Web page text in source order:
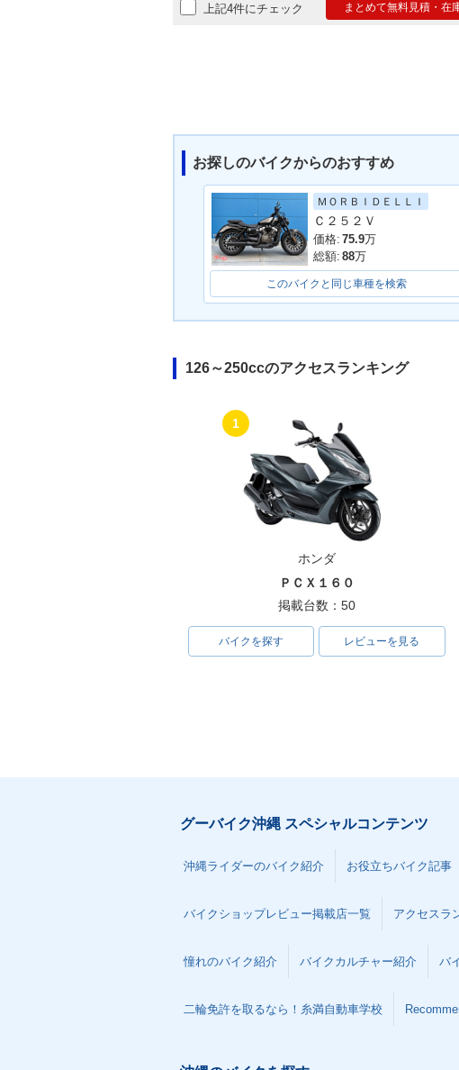
上記4件にチェック まとめて無料見積・在
お探しのバイクからのおすすめ
ＭＯＲＢＩＤＥＬＬＩ
Ｃ２５２Ｖ
価格: 75.9万
総額: 88万
このバイクと同じ車種を検索
126～250ccのアクセスランキング
1
ホンダ
ＰＣＸ１６０
掲載台数：50
バイクを探す レビューを見る
グーバイク沖縄 スペシャルコンテンツ
沖縄ライダーのバイク紹介 お役立ちバイク記事
バイクショップレビュー掲載店一覧 アクセスラ
憧れのバイク紹介 バイクカルチャー紹介 バ
二輪免許を取るなら！糸満自動車学校